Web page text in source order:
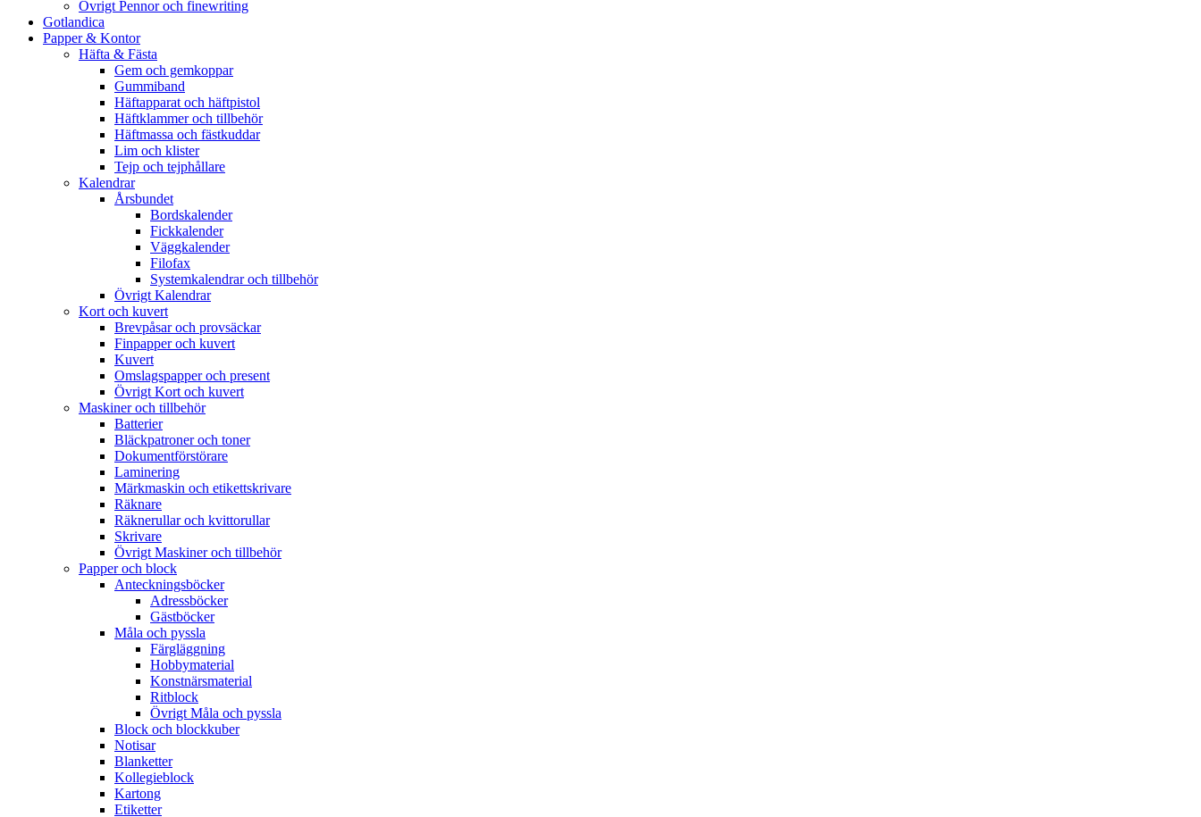
Övrigt Pennor och finewriting
Gotlandica
Papper & Kontor
Häfta & Fästa
Gem och gemkoppar
Gummiband
Häftapparat och häftpistol
Häftklammer och tillbehör
Häftmassa och fästkuddar
Lim och klister
Tejp och tejphållare
Kalendrar
Årsbundet
Bordskalender
Fickkalender
Väggkalender
Filofax
Systemkalendrar och tillbehör
Övrigt Kalendrar
Kort och kuvert
Brevpåsar och provsäckar
Finpapper och kuvert
Kuvert
Omslagspapper och present
Övrigt Kort och kuvert
Maskiner och tillbehör
Batterier
Bläckpatroner och toner
Dokumentförstörare
Laminering
Märkmaskin och etikettskrivare
Räknare
Räknerullar och kvittorullar
Skrivare
Övrigt Maskiner och tillbehör
Papper och block
Anteckningsböcker
Adressböcker
Gästböcker
Måla och pyssla
Färgläggning
Hobbymaterial
Konstnärsmaterial
Ritblock
Övrigt Måla och pyssla
Block och blockkuber
Notisar
Blanketter
Kollegieblock
Kartong
Etiketter